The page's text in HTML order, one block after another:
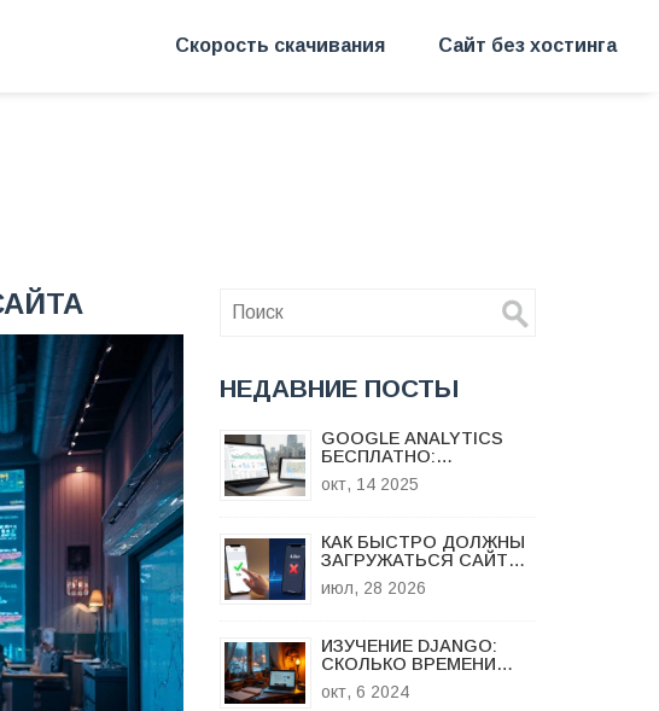
Скорость скачивания Сайт без хостинга
НЕДАВНИЕ ПОСТЫ
GOOGLE ANALYTICS
БЕСПЛАТНО:
ВОЗМОЖНОСТИ,
ОГРАНИЧЕНИЯ И
окт, 14 2025
КАК БЫСТРО ДОЛЖНЫ
ЗАГРУЖАТЬСЯ САЙТЫ
В 2026 ГОДУ: НОРМЫ,
МЕТРИКИ И ВЛИЯНИЕ
июл, 28 2026
ИЗУЧЕНИЕ DJANGO:
СКОЛЬКО ВРЕМЕНИ
НУЖНО ДЛЯ СОЗДАНИЯ
ВЕБ-САЙТА?
окт, 6 2024